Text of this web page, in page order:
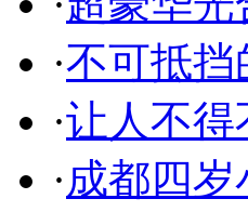
·不可抵挡
·让人不得
·成都四